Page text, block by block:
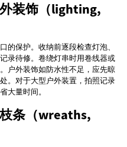
装饰（lighting,
的保护。收纳前逐段检查灯泡、
录待修。卷绕灯串时用卷线器或
户外装饰如防水性不足，应先晾
。对于大型户外装置，拍照记录
大量时间。
条（wreaths,